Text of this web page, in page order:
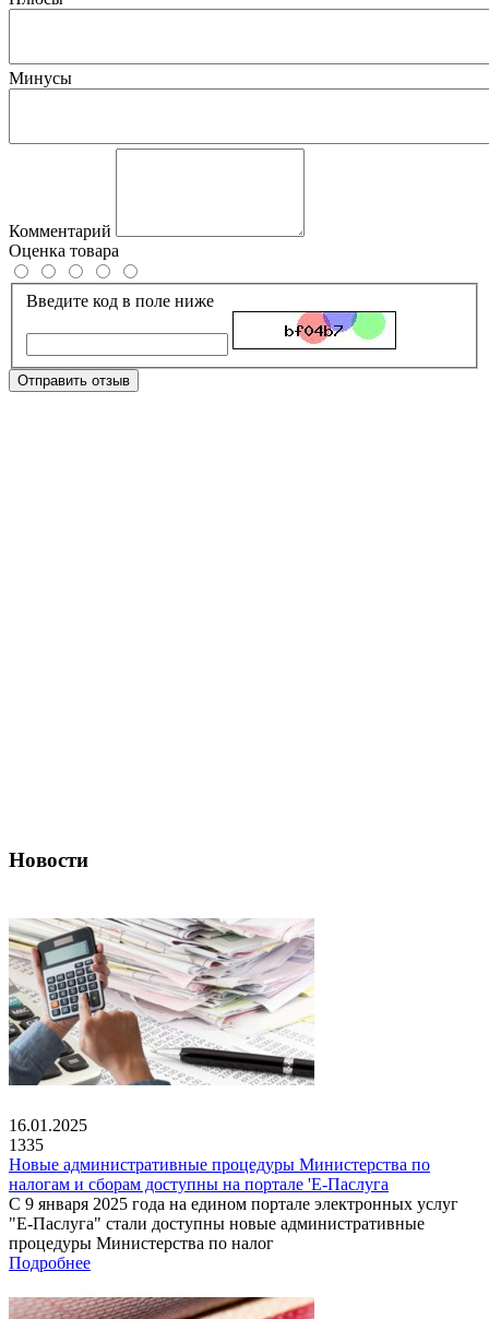
Минусы
Комментарий
Оценка товара
Введите код в поле ниже
Отправить отзыв
Новости
16.01.2025
1335
Новые административные процедуры Министерства по
налогам и сборам доступны на портале 'Е-Паслуга
С 9 января 2025 года на едином портале электронных услуг
"Е-Паслуга" стали доступны новые административные
процедуры Министерства по налог
Подробнее